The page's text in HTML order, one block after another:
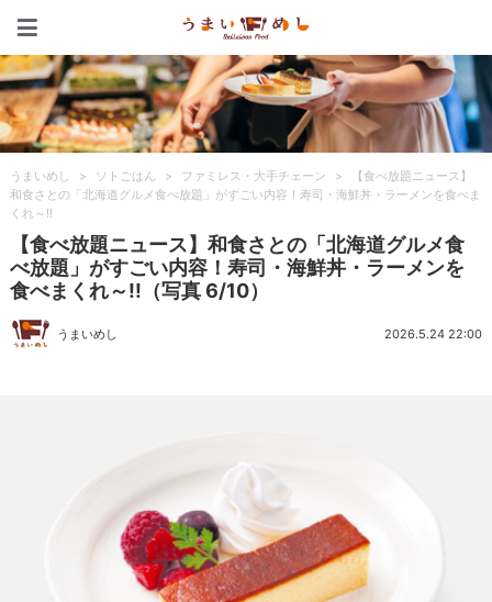
うまいめし > ソトごはん > ファミレス・大手チェーン >
【食べ放題ニュース】
和食さとの「北海道グルメ食べ放題」がすごい内容！寿司・海鮮丼・ラーメンを食べま
くれ～!!
【食べ放題ニュース】和食さとの「北海道グルメ食
べ放題」がすごい内容！寿司・海鮮丼・ラーメンを
食べまくれ～!!（写真 6/10）
うまいめし 2026.5.24 22:00